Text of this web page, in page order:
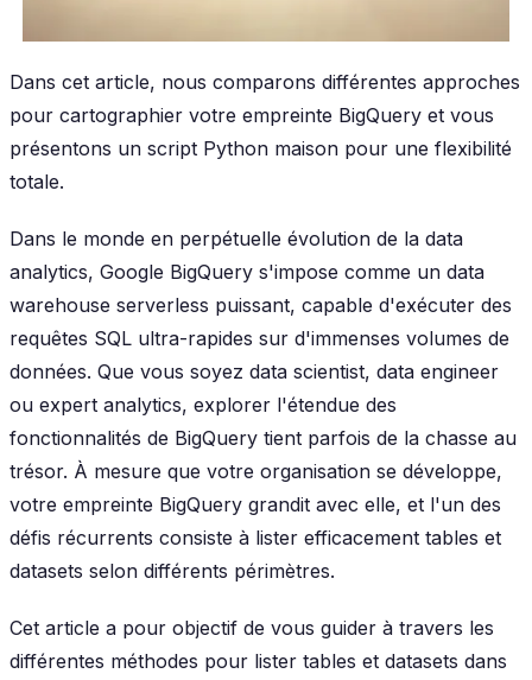
Dans cet article, nous comparons différentes approches
pour cartographier votre empreinte BigQuery et vous
présentons un script Python maison pour une flexibilité
totale.
Dans le monde en perpétuelle évolution de la data
analytics, Google BigQuery s'impose comme un data
warehouse serverless puissant, capable d'exécuter des
requêtes SQL ultra-rapides sur d'immenses volumes de
données. Que vous soyez data scientist, data engineer
ou expert analytics, explorer l'étendue des
fonctionnalités de BigQuery tient parfois de la chasse au
trésor. À mesure que votre organisation se développe,
votre empreinte BigQuery grandit avec elle, et l'un des
défis récurrents consiste à lister efficacement tables et
datasets selon différents périmètres.
Cet article a pour objectif de vous guider à travers les
différentes méthodes pour lister tables et datasets dans